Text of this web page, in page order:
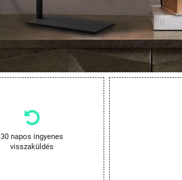
30 napos ingyenes
visszaküldés